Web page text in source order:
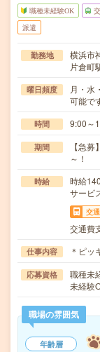
職種未経験OK
派遣
勤務地
横浜市
片倉町
曜日頻度
月・水
可能で
時間 9:00～
期間
【急
～！
時給
時給
サービ
交
交通費
仕事内容 ＊ピッ
応募資格
職種未
未経験
職場の雰囲気
年齢層